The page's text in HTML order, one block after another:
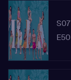
S07
E50